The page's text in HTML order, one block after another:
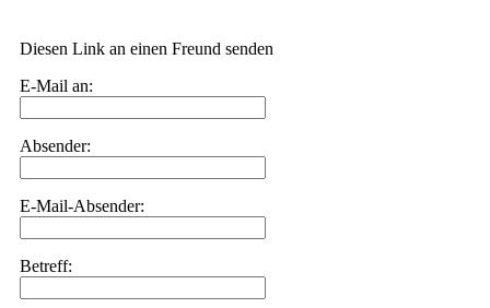
Diesen Link an einen Freund senden
E-Mail an:
Absender:
E-Mail-Absender:
Betreff: